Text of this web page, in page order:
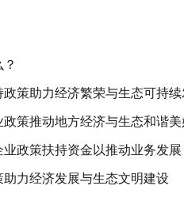
策助力经济繁荣与生态可持
策推动地方经济与生态和谐
政策扶持资金以推动业务发
力经济发展与生态文明建设